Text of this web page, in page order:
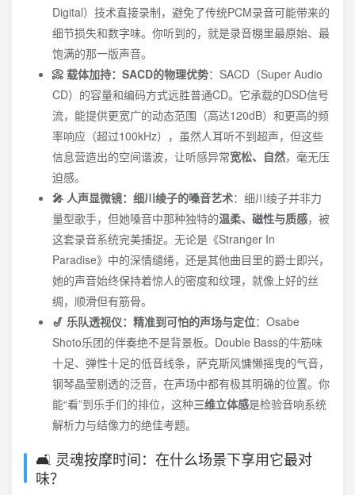
Digital）技术直接录制，避免了传统PCM录音可能带来的
细节损失和数字味。你听到的，就是录音棚里最原始、最
饱满的那一版声音。
📀 载体加持：SACD的物理优势：SACD（Super Audio
CD）的容量和编码方式远胜普通CD。它承载的DSD信号
流，能提供更宽广的动态范围（高达120dB）和更高的频
率响应（超过100kHz），虽然人耳听不到超声，但这些
信息营造出的空间谐波，让听感异常宽松、自然，毫无压
迫感。
🎤 人声显微镜：细川绫子的嗓音艺术：细川绫子并非力
量型歌手，但她嗓音中那种独特的温柔、磁性与质感，被
这套录音系统完美捕捉。无论是《Stranger In
Paradise》中的深情缱绻，还是其他曲目里的爵士即兴，
她的声音始终保持着惊人的密度和纹理，就像上好的丝
绸，顺滑但有筋骨。
🎷 乐队透视仪：精准到可怕的声场与定位：Osabe
Shoto乐团的伴奏绝不是背景板。Double Bass的牛筋味
十足、弹性十足的低音线条，萨克斯风慵懒摇曳的气音，
钢琴晶莹剔透的泛音，在声场中都有极其明确的位置。你
能“看”到乐手们的排位，这种三维立体感是检验音响系统
解析力与结像力的绝佳考题。
🛋️ 灵魂按摩时间：在什么场景下享用它最对
味？